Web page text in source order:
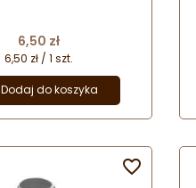
Cena
6,50 zł
6,50 zł / 1 szt.
Dodaj do koszyka
